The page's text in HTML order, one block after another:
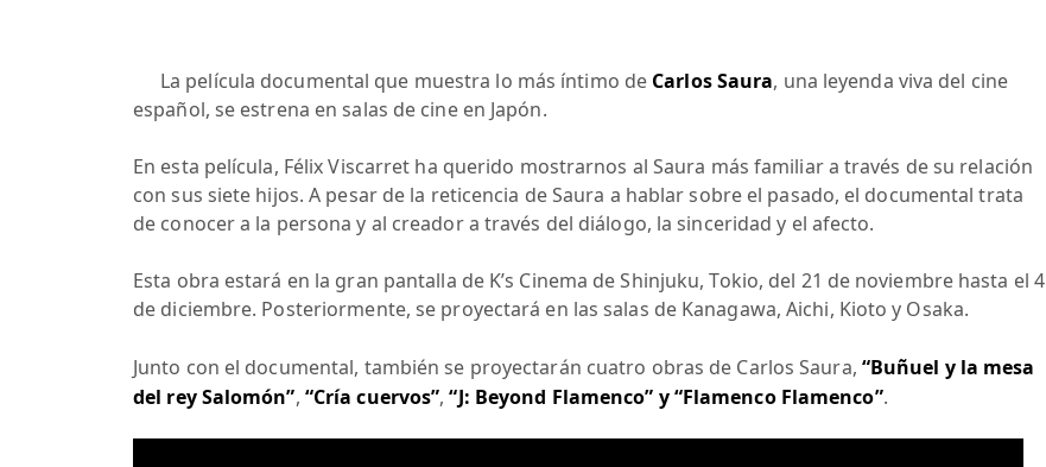
La película documental que muestra lo más íntimo de Carlos Saura, una leyenda viva del cine
español, se estrena en salas de cine en Japón.
En esta película, Félix Viscarret ha querido mostrarnos al Saura más familiar a través de su relación
con sus siete hijos. A pesar de la reticencia de Saura a hablar sobre el pasado, el documental trata
de conocer a la persona y al creador a través del diálogo, la sinceridad y el afecto.
Esta obra estará en la gran pantalla de K’s Cinema de Shinjuku, Tokio, del 21 de noviembre hasta el 4
de diciembre. Posteriormente, se proyectará en las salas de Kanagawa, Aichi, Kioto y Osaka.
Junto con el documental, también se proyectarán cuatro obras de Carlos Saura, “Buñuel y la mesa
del rey Salomón”, “Cría cuervos”,“J: Beyond Flamenco” y “Flamenco Flamenco”.